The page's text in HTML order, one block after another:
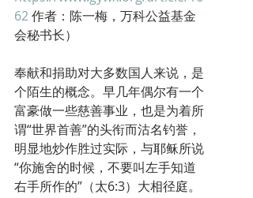
62 作者：陈一梅，万科公益基金
会秘书长）
奉献和捐助对大多数国人来说，是
个陌生的概念。早几年偶尔有一个
富豪做一些慈善事业，也是为着所
谓“世界首善”的头衔而沽名钓誉，
明显地炒作胜过实际，与耶稣所说
“你施舍的时候，不要叫左手知道
右手所作的”（太6:3）大相径庭。